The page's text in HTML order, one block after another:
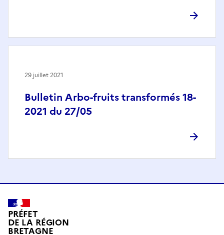
Bulletin Arbo-fruits transformés 18-
2021 du 27/05
29 juillet 2021
PRÉFET
DE LA RÉGION
BRETAGNE